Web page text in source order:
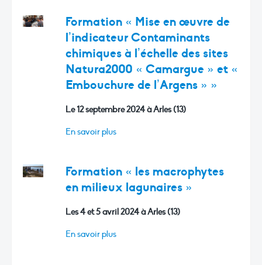
Formation « Mise en œuvre de
l’indicateur Contaminants
chimiques à l’échelle des sites
Natura2000 « Camargue » et «
Embouchure de l’Argens » »
Le 12 septembre 2024 à Arles (13)
En savoir plus
Formation « les macrophytes
en milieux lagunaires »
Les 4 et 5 avril 2024 à Arles (13)
En savoir plus